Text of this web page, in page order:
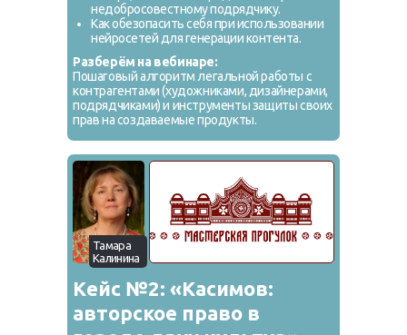
недобросовестному подрядчику.
Как обезопасить себя при использовании
нейросетей для генерации контента.
Разберём на вебинаре:
Пошаговый алгоритм легальной работы с
контрагентами (художниками, дизайнерами,
подрядчиками) и инструменты защиты своих
прав на создаваемые продукты.
Кейс №2: «Касимов:
авторское право в
Тамара
Калинина